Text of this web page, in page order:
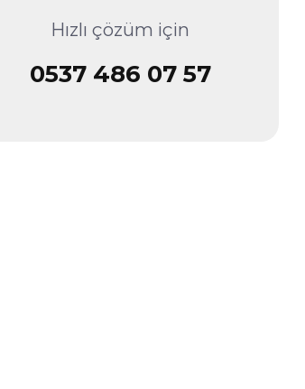
Hızlı çözüm için
0537 486 07 57